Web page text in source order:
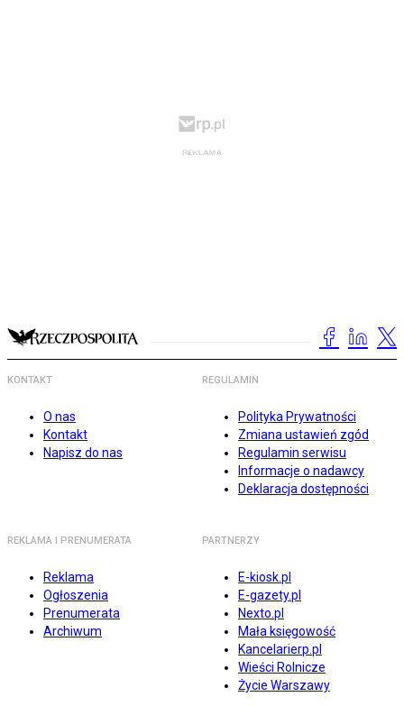
KONTAKT
O nas
Kontakt
Napisz do nas
REGULAMIN
Polityka Prywatności
Zmiana ustawień zgód
Regulamin serwisu
Informacje o nadawcy
Deklaracja dostępności
REKLAMA I PRENUMERATA
Reklama
Ogłoszenia
Prenumerata
Archiwum
PARTNERZY
E-kiosk.pl
E-gazety.pl
Nexto.pl
Mała księgowość
Kancelarierp.pl
Wieści Rolnicze
Życie Warszawy